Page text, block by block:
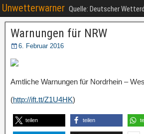
Unwetterwarner Quelle: Deutscher
Warnungen für NRW
6. Februar 2016
Amtliche Warnungen für Nordrhein –
(http://ift.tt/Z1U4HK)
teilen teilen